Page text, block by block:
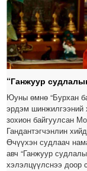
“Ганжуур
Юуны өмнө “Бурхан
эрдэм шинжилгээний
зохион байгуулсан
Гандантэгчэнлин
Өчүүхэн судлаач
авч “Ганжуур
хэлэлцүүлснээ доор